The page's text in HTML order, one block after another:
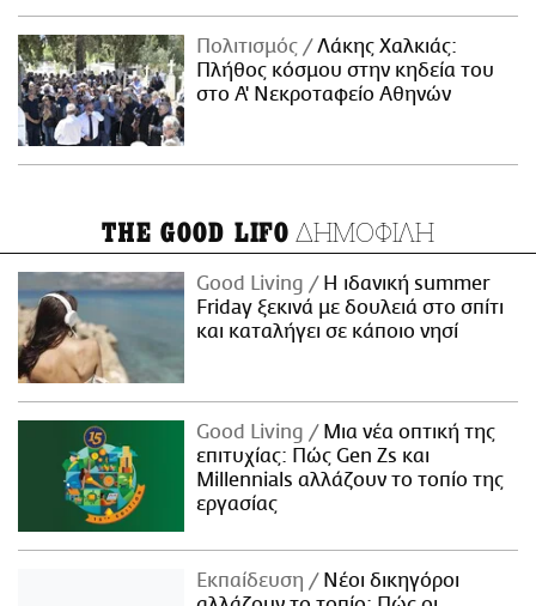
Πολιτισμός
Λάκης Χαλκιάς:
Πλήθος κόσμου στην κηδεία του
στο Α' Νεκροταφείο Αθηνών
THE GOOD LIFO ΔΗΜΟΦΙΛΗ
Good Living
Η ιδανική summer
Friday ξεκινά με δουλειά στο σπίτι
και καταλήγει σε κάποιο νησί
Good Living
Μια νέα οπτική της
επιτυχίας: Πώς Gen Zs και
Millennials αλλάζουν το τοπίο της
εργασίας
Εκπαίδευση
Νέοι δικηγόροι